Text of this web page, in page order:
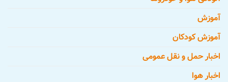
آموزش
آموزش کودکان
اخبار حمل و نقل عمومی
اخبار هوا